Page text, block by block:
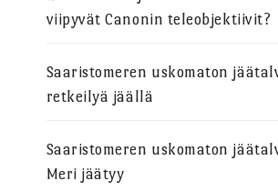
viipyvät Canonin teleobjektiivit?
Saaristomeren uskomaton
retkeilyä jäällä
Saaristomeren uskomaton
Meri jäätyy